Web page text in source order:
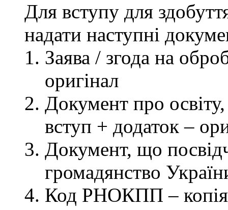
Для вступу для
надати наступні
Заява / згода на
оригінал
Документ про освіту,
вступ + додаток –
Документ, що
громадянство
Код РНОКПП – копія